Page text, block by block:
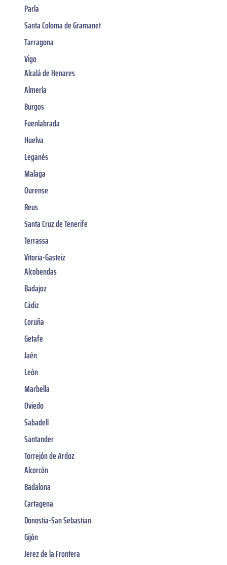
Parla
Santa Coloma de Gramanet
Tarragona
Vigo
Alcalá de Henares
Almería
Burgos
Fuenlabrada
Huelva
Leganés
Malaga
Ourense
Reus
Santa Cruz de Tenerife
Terrassa
Vitoria-Gasteiz
Alcobendas
Badajoz
Cádiz
Coruña
Getafe
Jaén
León
Marbella
Oviedo
Sabadell
Santander
Torrejón de Ardoz
Alcorcón
Badalona
Cartagena
Donostia-San Sebastian
Gijón
Jerez de la Frontera